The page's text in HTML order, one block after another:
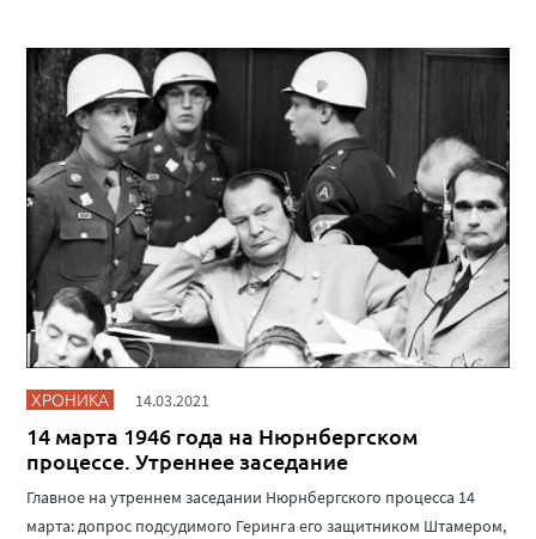
ХРОНИКА 14.03.2021
14 марта 1946 года на Нюрнбергском
процессе. Утреннее заседание
Главное на утреннем заседании Нюрнбергского процесса 14
марта: допрос подсудимого Геринга его защитником Штамером,